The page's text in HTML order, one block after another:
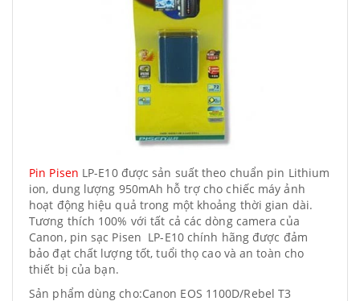
Pin Pisen LP-E10 được sản suất theo chuẩn pin Lithium
ion, dung lượng 950mAh hỗ trợ cho chiếc máy ảnh
hoạt động hiệu quả trong một khoảng thời gian dài.
Tương thích 100% với tất cả các dòng camera của
Canon, pin sạc Pisen LP-E10 chính hãng được đảm
bảo đạt chất lượng tốt, tuổi thọ cao và an toàn cho
thiết bị của bạn.
Sản phẩm dùng cho:Canon EOS 1100D/Rebel T3